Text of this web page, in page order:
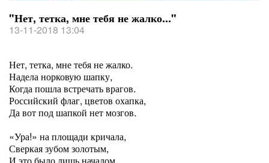
"Нет, тетка, мне тебя не жалко..."
13-11-2018 13:04
Нет, тетка, мне тебя не жалко.
Надела норковую шапку,
Когда пошла встречать врагов.
Российский флаг, цветов охапка,
Да вот под шапкой нет мозгов.
«Ура!» на площади кричала,
Сверкая зубом золотым,